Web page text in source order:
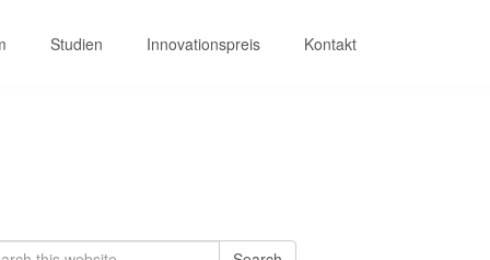
Studien Innovationspreis Kontakt